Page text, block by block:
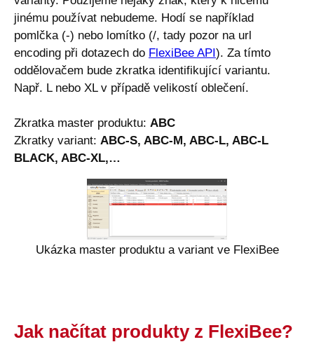
jinému používat nebudeme. Hodí se například
pomlčka (-) nebo lomítko (/, tady pozor na url
encoding při dotazech do FlexiBee API ). Za tímto
oddělovačem bude zkratka identifikující variantu.
Např. L nebo XL v případě velikostí oblečení.
Zkratka master produktu: ABC
Zkratky variant: ABC-S, ABC-M, ABC-L, ABC-L
BLACK, ABC-XL,…
Ukázka master produktu a variant ve FlexiBee
Jak načítat produkty z FlexiBee?